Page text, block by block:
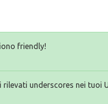
friendly!
underscores nei tuoi